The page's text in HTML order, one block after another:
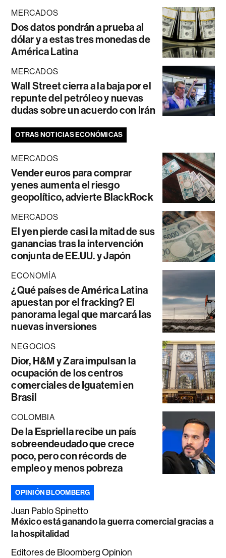
MERCADOS
Dos datos pondrán a prueba al
dólar y a estas tres monedas de
América Latina
MERCADOS
Wall Street cierra a la baja por el
repunte del petróleo y nuevas
dudas sobre un acuerdo con Irán
OTRAS NOTICIAS ECONÓMICAS
MERCADOS
Vender euros para comprar
yenes aumenta el riesgo
geopolítico, advierte BlackRock
MERCADOS
El yen pierde casi la mitad de sus
ganancias tras la intervención
conjunta de EE.UU. y Japón
ECONOMÍA
¿Qué países de América Latina
apuestan por el fracking? El
panorama legal que marcará las
nuevas inversiones
NEGOCIOS
Dior, H&M y Zara impulsan la
ocupación de los centros
comerciales de Iguatemi en
Brasil
COLOMBIA
De la Espriella recibe un país
sobreendeudado que crece
poco, pero con récords de
empleo y menos pobreza
OPINIÓN BLOOMBERG
Juan Pablo Spinetto
México está ganando la guerra comercial gracias a
la hospitalidad
Editores de Bloomberg Opinion